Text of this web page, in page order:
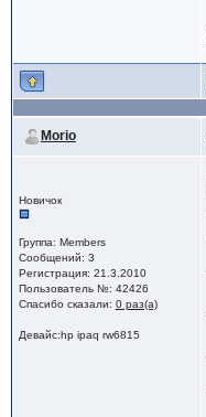
Morio
Новичок
Группа: Members
Сообщений: 3
Регистрация: 21.3.2010
Пользователь №: 42426
Спасибо сказали: 0 раз(а)
Девайс:hp ipaq rw6815